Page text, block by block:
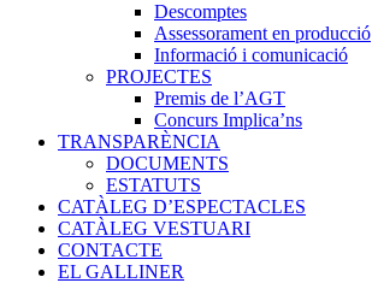
Descomptes
Assessorament en producció
Informació i comunicació
PROJECTES
Premis de l’AGT
Concurs Implica’ns
TRANSPARÈNCIA
DOCUMENTS
ESTATUTS
CATÀLEG D’ESPECTACLES
CATÀLEG VESTUARI
CONTACTE
EL GALLINER